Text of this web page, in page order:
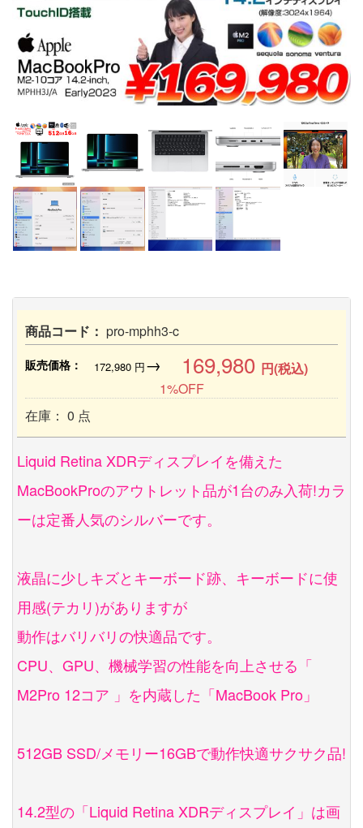
商品コード： pro-mphh3-c
販売価格： 172,980円→ 169,980 円(税込)
1%OFF
在庫： 0 点
Liquid Retina XDRディスプレイを備えた
MacBookProのアウトレット品が1台のみ入荷!カラ
ーは定番人気のシルバーです。
液晶に少しキズとキーボード跡、キーボードに使
用感(テカリ)がありますが
動作はバリバリの快適品です。
CPU、GPU、機械学習の性能を向上させる「
M2Pro 12コア 」を内蔵した「MacBook Pro」
512GB SSD/メモリー16GBで動作快適サクサク品!
14.2型の「Liquid Retina XDRディスプレイ」は画